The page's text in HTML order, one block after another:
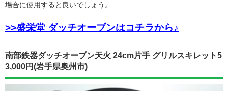
場合に使用すると良いでしょう。
>>盛栄堂 ダッチオーブンはコチラから♪
南部鉄器ダッチオーブン天火 24cm片手 グリルスキレット5
3,000円(岩手県奥州市)